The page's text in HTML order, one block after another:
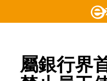
屬銀行界